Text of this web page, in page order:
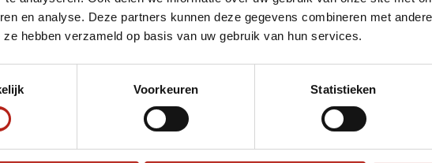
en analyse. Deze partners kunnen deze gegevens combineren met
hebben verzameld op basis van uw gebruik van hun services.
Voorkeuren Statistieken
v.a €75 Eenvoudig ruilen of retour